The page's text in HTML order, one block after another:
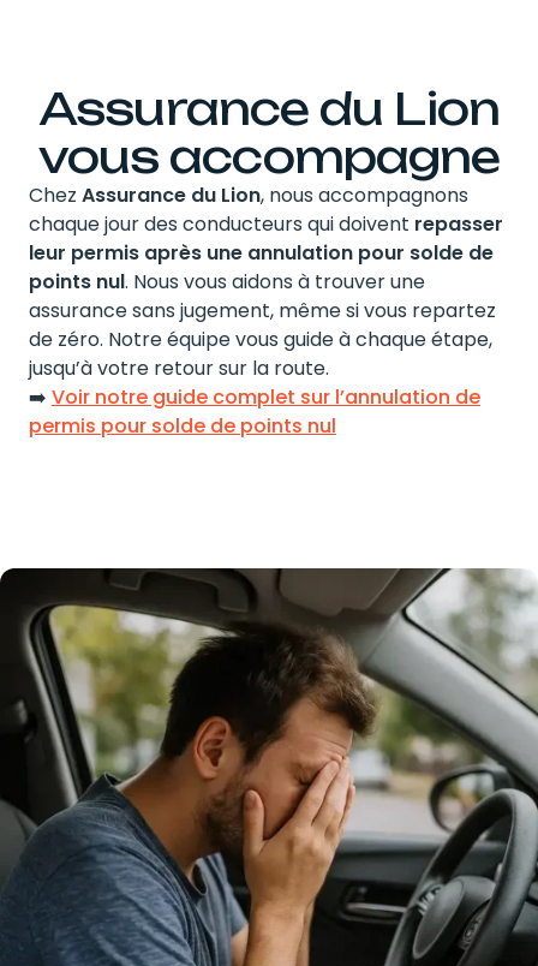
Assurance du Lion
vous accompagne
Chez Assurance du Lion, nous accompagnons
chaque jour des conducteurs qui doivent repasser
leur permis après une annulation pour solde de
points nul. Nous vous aidons à trouver une
assurance sans jugement, même si vous repartez
de zéro. Notre équipe vous guide à chaque étape,
jusqu’à votre retour sur la route.
➡️ Voir notre guide complet sur l’annulation de
permis pour solde de points nul